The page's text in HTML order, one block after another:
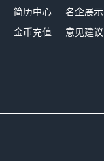
简历中心 名企展示
金币充值 意见建议